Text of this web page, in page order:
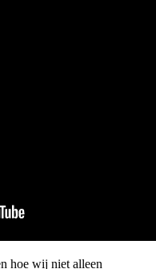
hoe wij niet alleen